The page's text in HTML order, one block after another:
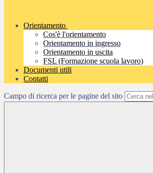
Orientamento
Cos'è l'orientamento
Orientamento in ingresso
Orientamento in uscita
FSL (Formazione scuola lavoro)
Documenti utili
Contatti
Campo di ricerca per le pagine del sito